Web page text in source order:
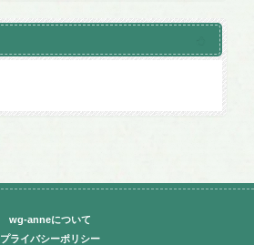
wg-anneについて
プライバシーポリシー